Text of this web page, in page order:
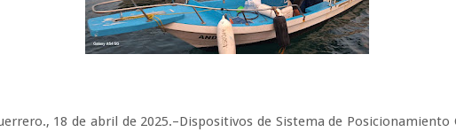
18 de abril de 2025.–Dispositivos de Sistema de